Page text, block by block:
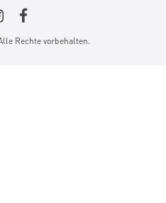
Rechte vorbehalten.